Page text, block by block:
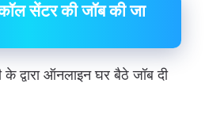
सेंटर की जॉब की जा
द्वारा ऑनलाइन घर बैठे जॉब दी